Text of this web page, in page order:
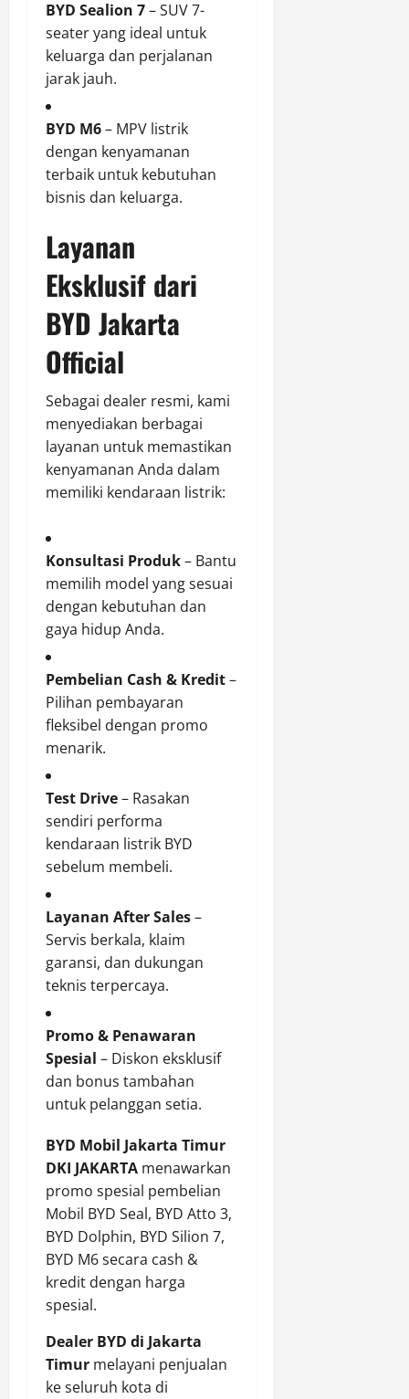
BYD Sealion 7– SUV 7-
seater yang ideal untuk
keluarga dan perjalanan
jarak jauh.
BYD M6– MPV listrik
dengan kenyamanan
terbaik untuk kebutuhan
bisnis dan keluarga.
Layanan
Eksklusif dari
BYD Jakarta
Official
Sebagai dealer resmi, kami
menyediakan berbagai
layanan untuk memastikan
kenyamanan Anda dalam
memiliki kendaraan listrik:
Konsultasi Produk– Bantu
memilih model yang sesuai
dengan kebutuhan dan
gaya hidup Anda.
Pembelian Cash & Kredit–
Pilihan pembayaran
fleksibel dengan promo
menarik.
Test Drive– Rasakan
sendiri performa
kendaraan listrik BYD
sebelum membeli.
Layanan After Sales–
Servis berkala, klaim
garansi, dan dukungan
teknis terpercaya.
Promo & Penawaran
Spesial – Diskon eksklusif
dan bonus tambahan
untuk pelanggan setia.
BYD Mobil Jakarta Timur
DKI JAKARTA menawarkan
promo spesial pembelian
Mobil BYD Seal, BYD Atto 3,
BYD Dolphin, BYD Silion 7,
BYD M6 secara cash &
kredit dengan harga
spesial.
Dealer BYD di Jakarta
Timur melayani penjualan
ke seluruh kota di